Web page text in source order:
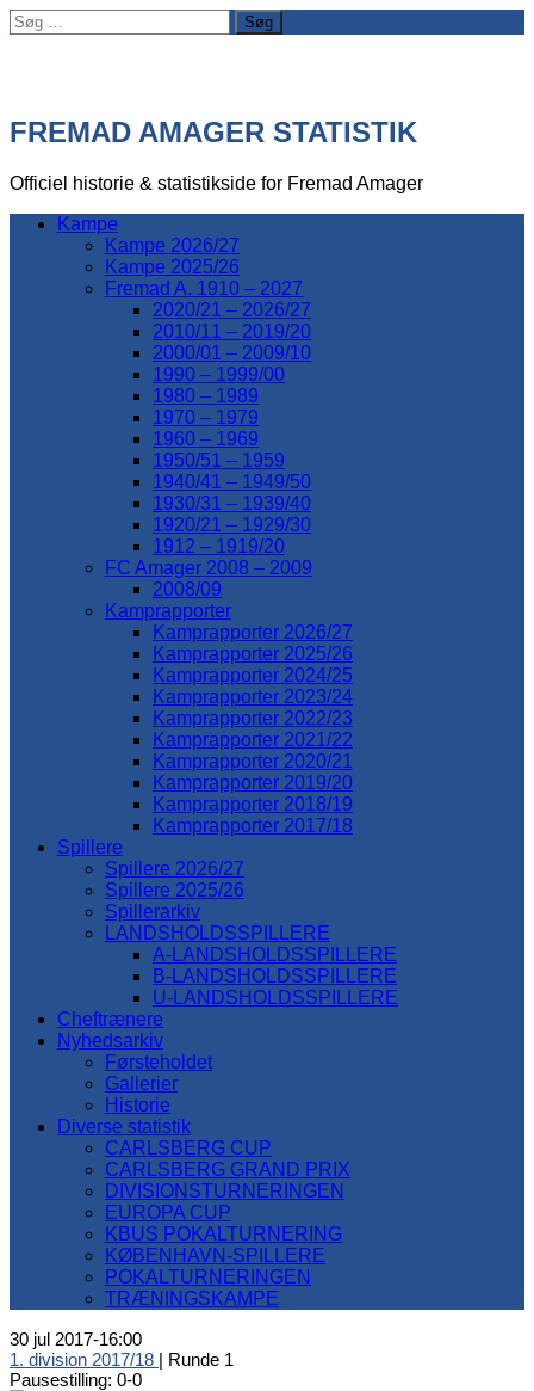
Søg
efter:
FREMAD AMAGER STATISTIK
Officiel historie & statistikside for Fremad Amager
Kampe
Kampe 2026/27
Kampe 2025/26
Fremad A. 1910 – 2027
2020/21 – 2026/27
2010/11 – 2019/20
2000/01 – 2009/10
1990 – 1999/00
1980 – 1989
1970 – 1979
1960 – 1969
1950/51 – 1959
1940/41 – 1949/50
1930/31 – 1939/40
1920/21 – 1929/30
1912 – 1919/20
FC Amager 2008 – 2009
2008/09
Kamprapporter
Kamprapporter 2026/27
Kamprapporter 2025/26
Kamprapporter 2024/25
Kamprapporter 2023/24
Kamprapporter 2022/23
Kamprapporter 2021/22
Kamprapporter 2020/21
Kamprapporter 2019/20
Kamprapporter 2018/19
Kamprapporter 2017/18
Spillere
Spillere 2026/27
Spillere 2025/26
Spillerarkiv
LANDSHOLDSSPILLERE
A-LANDSHOLDSSPILLERE
B-LANDSHOLDSSPILLERE
U-LANDSHOLDSSPILLERE
Cheftrænere
Nyhedsarkiv
Førsteholdet
Gallerier
Historie
Diverse statistik
CARLSBERG CUP
CARLSBERG GRAND PRIX
DIVISIONSTURNERINGEN
EUROPA CUP
KBUS POKALTURNERING
KØBENHAVN-SPILLERE
POKALTURNERINGEN
TRÆNINGSKAMPE
30 jul 2017-16:00
1. division 2017/18 | Runde 1
Pausestilling: 0-0